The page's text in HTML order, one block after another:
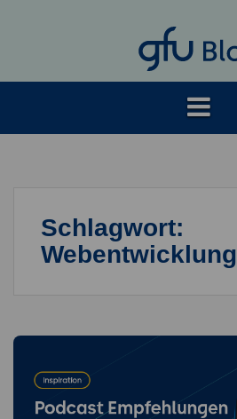
Schlagwort:
Webentwicklung